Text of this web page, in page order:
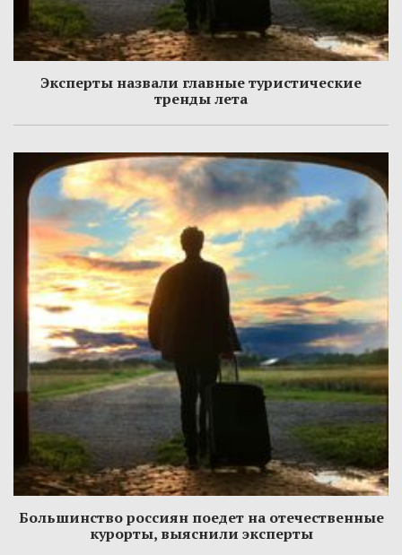
Эксперты назвали главные туристические
тренды лета
Большинство россиян поедет на отечественные
курорты, выяснили эксперты